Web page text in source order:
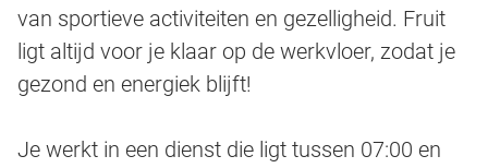
van sportieve activiteiten en gezelligheid. Fruit
ligt altijd voor je klaar op de werkvloer, zodat je
gezond en energiek blijft!
Je werkt in een dienst die ligt tussen 07:00 en